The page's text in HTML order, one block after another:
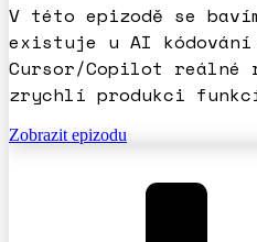
V této epizodě se
existuje u AI
Cursor/Copilot
zrychlí produkci
Zobrazit epizodu